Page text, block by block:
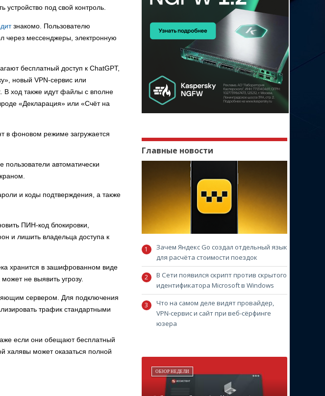
устройство под свой контроль.
знакомо. Пользователю
через мессенджеры, электронную
бесплатный доступ к ChatGPT,
новый VPN-сервис или
ход также идут файлы с вполне
«Декларация» или «Счёт на
в фоновом режиме загружается
автоматически
и коды подтверждения, а также
ПИН-код блокировки,
и лишить владельца доступа к
хранится в зашифрованном виде
не выявить угрозу.
сервером. Для подключения
трафик стандартными
если они обещают бесплатный
халявы может оказаться полной
Главные новости
Зачем Яндекс Go создал отдельный язык
для расчёта стоимости поездок
В Сети появился скрипт против скрытого
идентификатора Microsoft в Windows
Что на самом деле видят провайдер,
VPN-сервис и сайт при веб-сёрфинге
юзера
ОБЗОР НЕДЕЛИ